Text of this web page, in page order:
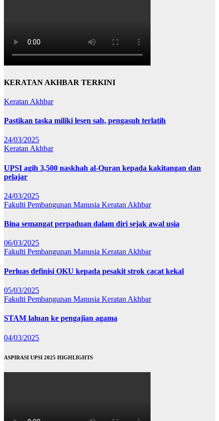
KERATAN AKHBAR TERKINI
Keratan Akhbar
Pastikan taska miliki lesen sah, pengasuh terlatih
24/03/2025
Keratan Akhbar
UPSI agih 3,500 naskhah al-Quran kepada kakitangan dan
pelajar
24/03/2025
Fakulti Pembangunan Manusia Keratan Akhbar
Bina semangat perpaduan dalam diri sejak awal usia
06/03/2025
Fakulti Pembangunan Manusia Keratan Akhbar
Perluas definisi OKU kepada pesakit strok cacat kekal
05/03/2025
Fakulti Pembangunan Manusia Keratan Akhbar
STAM laluan ke pengajian agama
04/03/2025
ASPIRASI UPSI 2025 HIGHLIGHTS